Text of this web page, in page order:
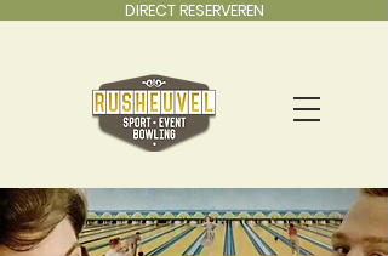
DIRECT RESERVEREN